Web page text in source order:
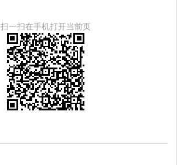
扫一扫在手机打开当前页